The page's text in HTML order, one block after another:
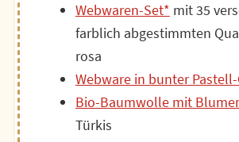
Webwaren-Set* mit 35
farblich abgestimmten
rosa
Webware in bunter
Bio-Baumwolle mit
Türkis